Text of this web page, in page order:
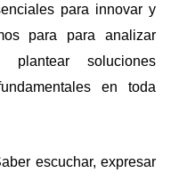
para innovar y
para para analizar
plantear soluciones
en toda
escuchar, expresar